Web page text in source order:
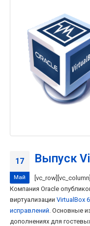
17
Май
Выпуск
Компания Oracle
виртуализации VirtualBox
исправлений. Основные
дополнениях для